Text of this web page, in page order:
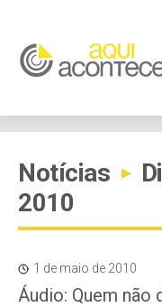
Notícias ▸
2010
1 de maio de 2010
Áudio: Quem não